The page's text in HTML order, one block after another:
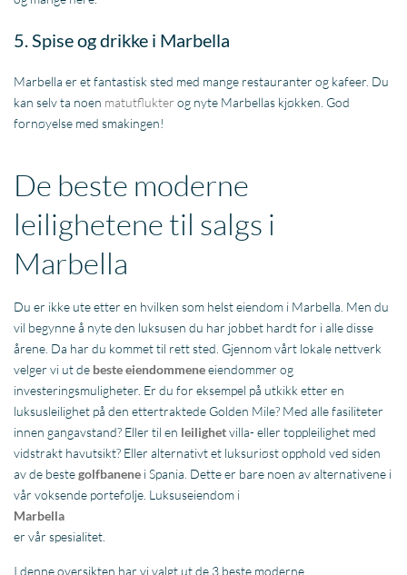
5. Spise og drikke i Marbella
Marbella er et fantastisk sted med mange restauranter og kafeer. Du
kan selv ta noen matutflukter og nyte Marbellas kjøkken. God
fornøyelse med smakingen!
De beste moderne
leilighetene til salgs i
Marbella
Du er ikke ute etter en hvilken som helst eiendom i Marbella. Men du
vil begynne å nyte den luksusen du har jobbet hardt for i alle disse
årene. Da har du kommet til rett sted. Gjennom vårt lokale nettverk
velger vi ut de beste eiendommeneeiendommer og
investeringsmuligheter. Er du for eksempel på utkikk etter en
luksusleilighet på den ettertraktede Golden Mile? Med alle fasiliteter
innen gangavstand? Eller til en leilighetvilla- eller toppleilighet med
vidstrakt havutsikt? Eller alternativt et luksuriøst opphold ved siden
av de bestegolfbanene i Spania. Dette er bare noen av alternativene i
vår voksende portefølje. Luksuseiendom i
Marbella
er vår spesialitet.
I denne oversikten har vi valgt ut de 3 beste moderne